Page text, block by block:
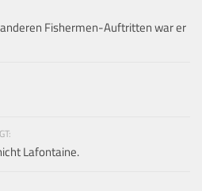
Fishermen-Auftritten war er
Lafontaine.